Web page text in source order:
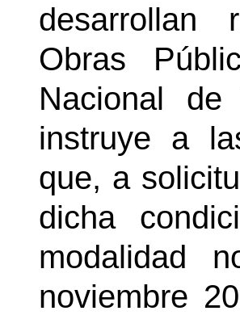
desarrollan
Obras
Nacional
instruye a
que, a
dicha
modalidad
noviembre